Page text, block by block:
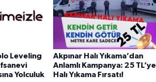
Leveling
Yolculuk
Akpınar Halı Yıkama’dan
Anlamlı Kampanya: 25 TL’ye
Halı Yıkama Fırsatı!